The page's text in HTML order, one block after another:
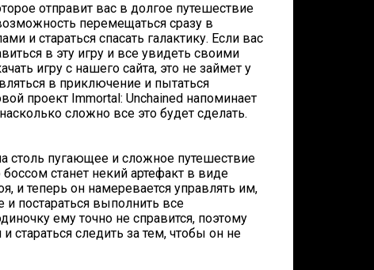
отправит вас в долгое путешествие
перемещаться сразу в
и стараться спасать галактику. Если вас
в эту игру и все увидеть своими
игру с нашего сайта, это не займет у
в приключение и пытаться
проект Immortal: Unchained напоминает
сложно все это будет сделать.
столь пугающее и сложное путешествие
станет некий артефакт в виде
и теперь он намеревается управлять им,
постараться выполнить все
ему точно не справится, поэтому
стараться следить за тем, чтобы он не